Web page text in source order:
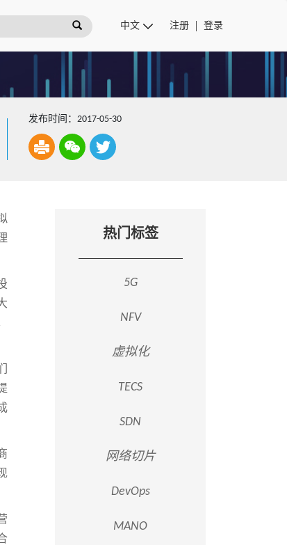
注册 登录
发布时间：2017-05-30
热门标签
5G
NFV
虚拟化
TECS
SDN
网络切片
DevOps
MANO